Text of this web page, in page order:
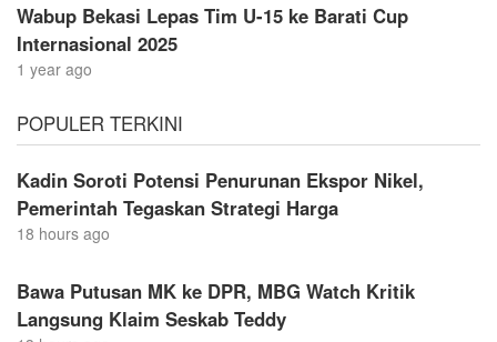
Wabup Bekasi Lepas Tim U-15 ke Barati Cup
Internasional 2025
1 year ago
POPULER TERKINI
Kadin Soroti Potensi Penurunan Ekspor Nikel,
Pemerintah Tegaskan Strategi Harga
18 hours ago
Bawa Putusan MK ke DPR, MBG Watch Kritik
Langsung Klaim Seskab Teddy